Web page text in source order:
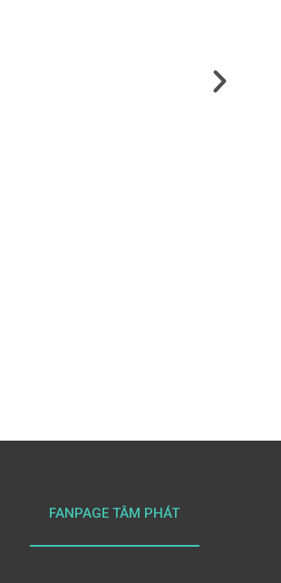
FANPAGE TÂM PHÁT